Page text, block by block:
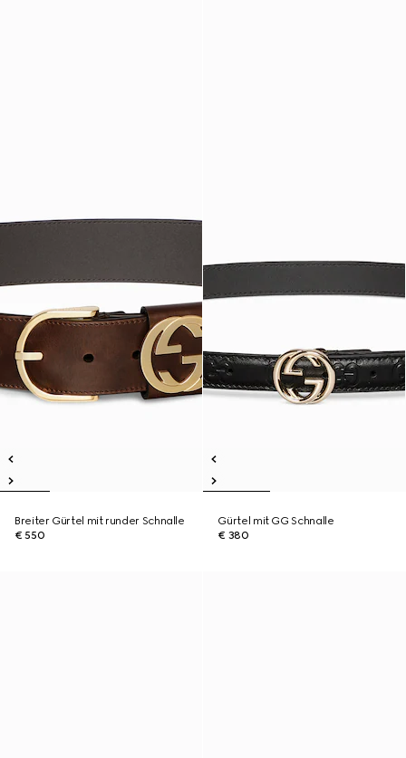
Breiter Gürtel mit runder Schnalle
€ 550
Gürtel mit GG Schnalle
€ 380